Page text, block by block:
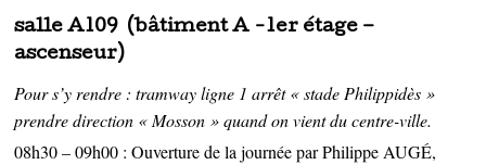
salle A109 (bâtiment A -1er étage –
ascenseur)
Pour s’y rendre : tramway ligne 1 arrêt « stade Philippidès »
prendre direction « Mosson » quand on vient du centre-ville.
08h30 – 09h00 : Ouverture de la journée par Philippe AUGÉ,